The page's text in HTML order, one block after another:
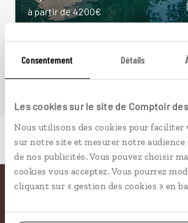
Consentement Détails
Les cookies sur le site de Comptoir
Nous utilisons des cookies pour
sur notre site et mesurer notre audience
de nos publicités. Vous pouvez choisir
cookies vous acceptez. Vous pourrez
cliquant sur « gestion des cookies » en
à partir de 4200€